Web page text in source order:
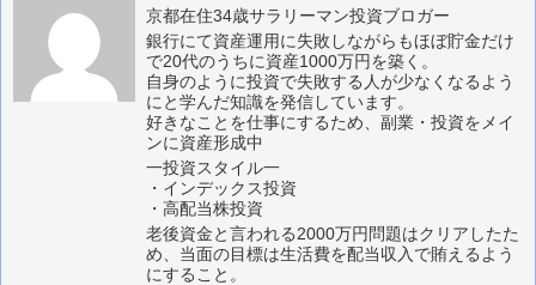
京都在住34歳サラリーマン投資ブロガー
銀行にて資産運用に失敗しながらもほぼ貯金だけ
で20代のうちに資産1000万円を築く。
自身のように投資で失敗する人が少なくなるよう
にと学んだ知識を発信しています。
好きなことを仕事にするため、副業・投資をメイ
ンに資産形成中
一投資スタイル一
・インデックス投資
・高配当株投資
老後資金と言われる2000万円問題はクリアしたた
め、当面の目標は生活費を配当収入で賄えるよう
にすること。